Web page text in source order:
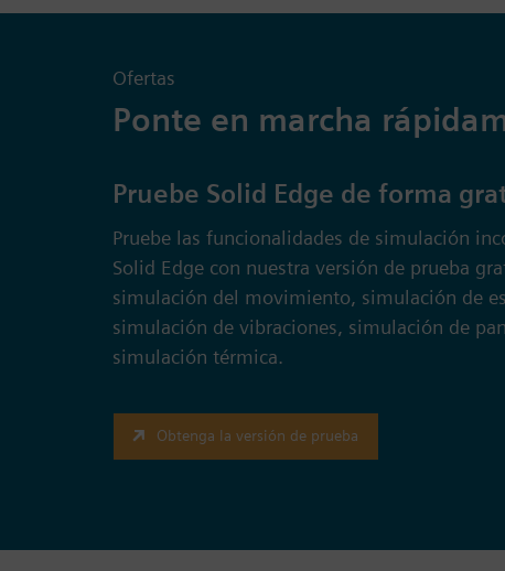
Ofertas
Ponte en marcha
Pruebe Solid Edge de forma
Pruebe las funcionalidades de simulación
Solid Edge con nuestra versión de prueba
simulación del movimiento, simulación de
simulación de vibraciones, simulación de
simulación térmica.
Obtenga la versión de prueba